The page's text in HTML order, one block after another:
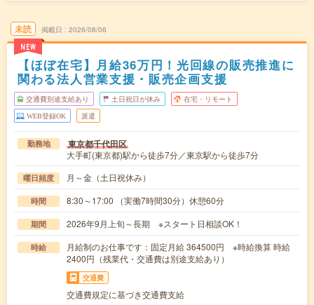
未読
NEW
掲載日 2026/08/06
【ほぼ在宅】月給36万円！光回線の販売推進に
関わる法人営業支援・販売企画支援
交通費別途支給あり 土日祝日が休み 在宅・リモート
WEB登録OK 派遣
勤務地 東京都千代田区
大手町(東京都)駅から徒歩7分／東京駅から徒歩7分
曜日頻度 月～金（土日祝休み）
時間 8:30～17:00 （実働7時間30分）休憩60分
期間 2026年9月上旬～長期 ※スタート日相談OK！
時給
月給制のお仕事です：固定月給 364500円 ※時給換算 時給
2400円（残業代・交通費は別途支給あり）
交通費
交通費規定に基づき交通費支給